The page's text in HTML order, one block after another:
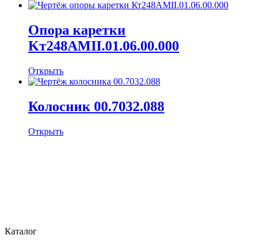
Опора каретки
Kт248AMII.01.06.00.000
Открыть
Колосник 00.7032.088
Открыть
Каталог